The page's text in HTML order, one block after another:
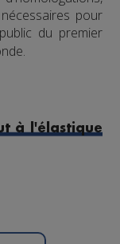
pour
du premier
à l'élastique